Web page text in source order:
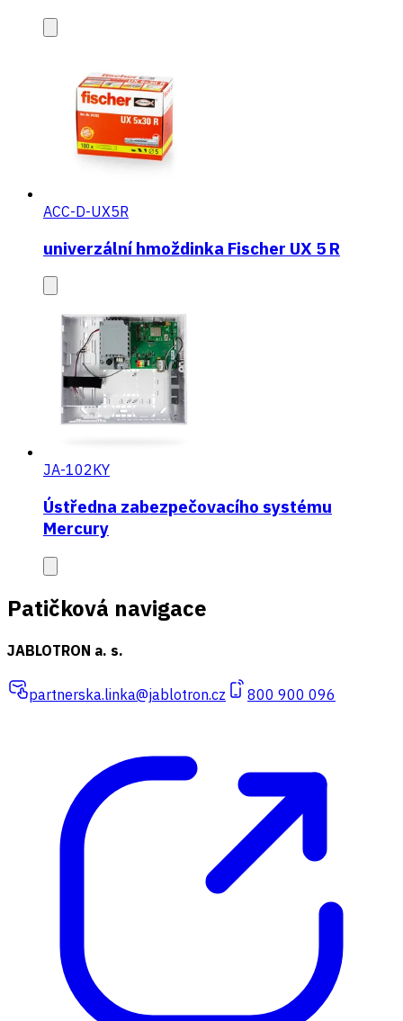
ACC-D-UX5R
univerzální hmoždinka Fischer UX 5 R
JA-102KY
Ústředna zabezpečovacího systému
Mercury
Patičková navigace
JABLOTRON a. s.
partnerska.linka@jablotron.cz 800 900 096